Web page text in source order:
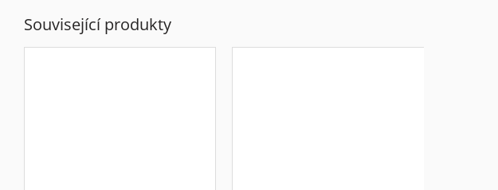
Související produkty